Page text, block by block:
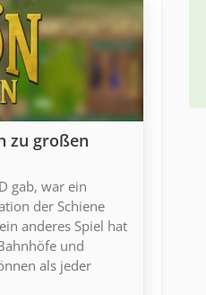
zu großen
gab, war ein
der Schiene
anderes Spiel hat
und
als jeder